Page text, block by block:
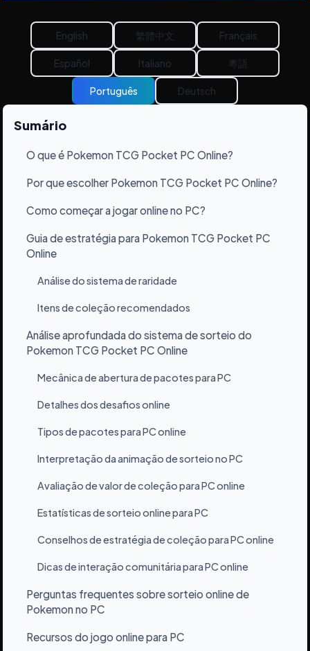
English 繁體中文 Français
Español Italiano 粵語
Português Deutsch
Sumário
O que é Pokemon TCG Pocket PC Online?
Por que escolher Pokemon TCG Pocket PC Online?
Como começar a jogar online no PC?
Guia de estratégia para Pokemon TCG Pocket PC
Online
Análise do sistema de raridade
Itens de coleção recomendados
Análise aprofundada do sistema de sorteio do
Pokemon TCG Pocket PC Online
Mecânica de abertura de pacotes para PC
Detalhes dos desafios online
Tipos de pacotes para PC online
Interpretação da animação de sorteio no PC
Avaliação de valor de coleção para PC online
Estatísticas de sorteio online para PC
Conselhos de estratégia de coleção para PC online
Dicas de interação comunitária para PC online
Perguntas frequentes sobre sorteio online de
Pokemon no PC
Recursos do jogo online para PC